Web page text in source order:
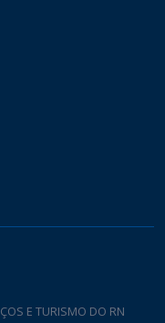
E TURISMO DO RN